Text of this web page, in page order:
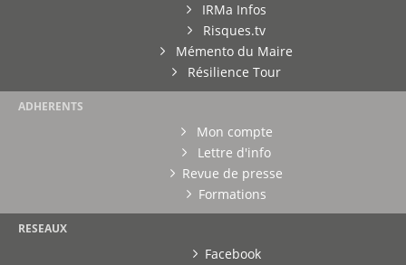
IRMa Infos
Risques.tv
Mémento du Maire
Résilience Tour
ADHERENTS
Mon compte
Lettre d'info
Revue de presse
Formations
RESEAUX
Facebook